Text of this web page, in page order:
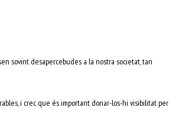
sovint desapercebudes a la nostra societat, tan
i crec que és important donar-los-hi visibilitat per